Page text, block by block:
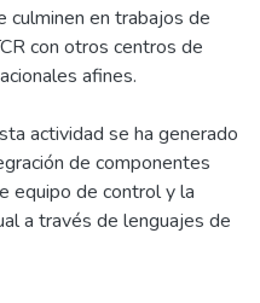
culminen en trabajos de
con otros centros de
afines.
actividad se ha generado
de componentes
equipo de control y la
a través de lenguajes de